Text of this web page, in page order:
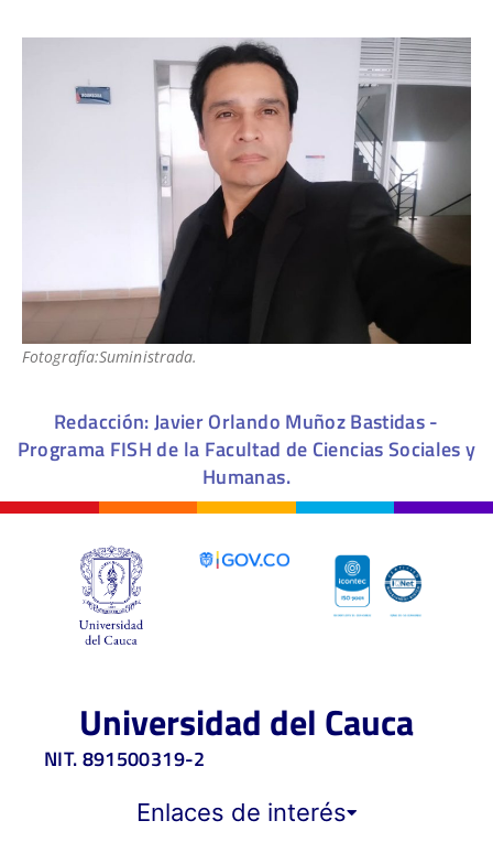
Fotografía:Suministrada.
Redacción: Javier Orlando Muñoz Bastidas -
Programa FISH de la Facultad de Ciencias Sociales y
Humanas.
Universidad del Cauca
NIT. 891500319-2
Enlaces de interés